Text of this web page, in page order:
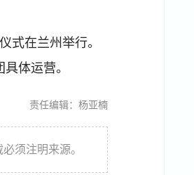
在兰州举行。
体运营。
责任编辑：杨亚楠
须注明来源。